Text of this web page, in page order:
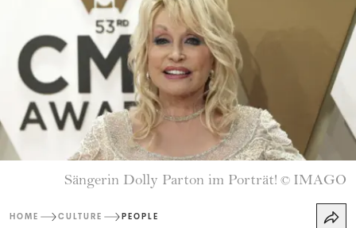
Sängerin Dolly Parton im Porträt! © IMAGO
HOME CULTURE PEOPLE